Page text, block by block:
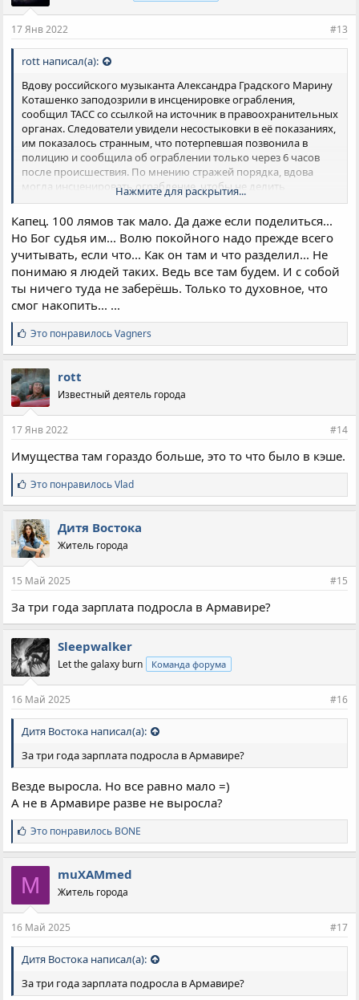
и
:
17 Янв 2022 #13
rott написал(а):
Вдову российского музыканта Александра Градского Марину
Коташенко заподозрили в инсценировке ограбления,
сообщил ТАСС со ссылкой на источник в правоохранительных
органах. Следователи увидели несостыковки в её показаниях,
им показалось странным, что потерпевшая позвонила в
полицию и сообщила об ограблении только через 6 часов
после происшествия. По мнению стражей порядка, вдова
могла инсценировать ограбление, чтобы не делить
имущество с другими наследниками.
Кстати, да, это старый грязный юридический хак, по выводу
бабла или иного имущества из наследственной массы.
Нажмите для раскрытия...
Капец. 100 лямов так мало. Да даже если поделиться...
Но Бог судья им... Волю покойного надо прежде всего
учитывать, если что... Как он там и что разделил... Не
понимаю я людей таких. Ведь все там будем. И с собой
ты ничего туда не заберёшь. Только то духовное, что
смог накопить... ...
С
и
м
п
а
т
и
:
Это понравилосьVagners
rott
Известный деятель города
17 Янв 2022 #14
Имущества там гораздо больше, это то что было в кэше.
С
и
м
п
а
т
и
:
Это понравилосьVlad
Дитя Востока
Житель города
15 Май 2025 #15
За три года зарплата подросла в Армавире?
Sleepwalker
Let the galaxy burn Команда форума
16 Май 2025 #16
Дитя Востока написал(а):
За три года зарплата подросла в Армавире?
Везде выросла. Но все равно мало =)
А не в Армавире разве не выросла?
С
и
м
п
а
т
и
:
Это понравилось BONE
M muXAMmed
Житель города
16 Май 2025 #17
Дитя Востока написал(а):
За три года зарплата подросла в Армавире?